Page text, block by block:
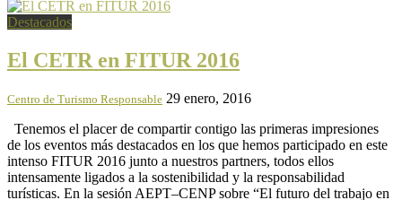
Destacados
El CETR en FITUR 2016
Centro de Turismo Responsable 29 enero, 2016
Tenemos el placer de compartir contigo las primeras impresiones
de los eventos más destacados en los que hemos participado en este
intenso FITUR 2016 junto a nuestros partners, todos ellos
intensamente ligados a la sostenibilidad y la responsabilidad
turísticas. En la sesión AEPT–CENP sobre “El futuro del trabajo en